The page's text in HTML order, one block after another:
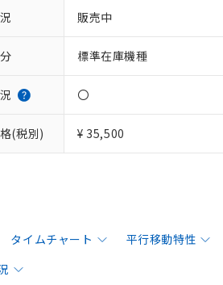
販売中
標準在庫機種
〇
(税別) ¥ 35,500
タイムチャート 平行移動特性